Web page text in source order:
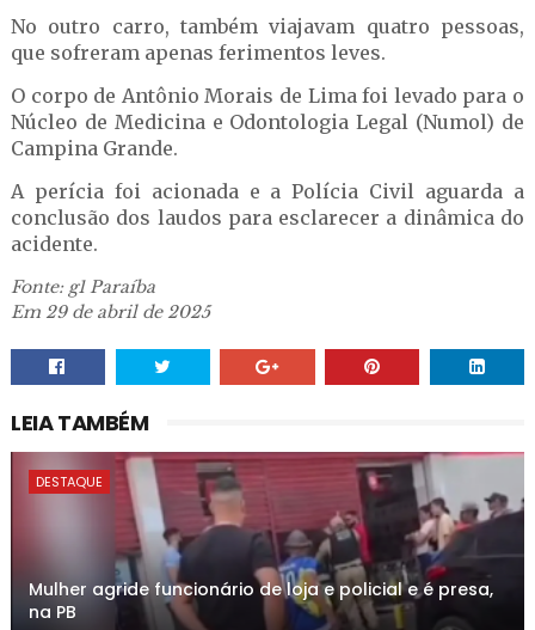
No outro carro, também viajavam quatro pessoas,
que sofreram apenas ferimentos leves.
O corpo de Antônio Morais de Lima foi levado para o
Núcleo de Medicina e Odontologia Legal (Numol) de
Campina Grande.
A perícia foi acionada e a Polícia Civil aguarda a
conclusão dos laudos para esclarecer a dinâmica do
acidente.
Fonte: g1 Paraíba
Em 29 de abril de 2025
LEIA TAMBÉM
DESTAQUE
Mulher agride funcionário de loja e policial e é presa,
na PB